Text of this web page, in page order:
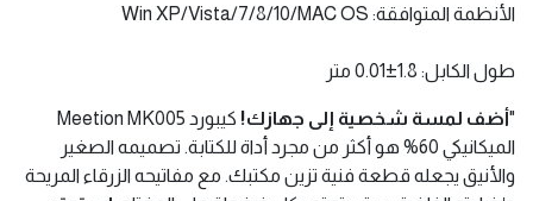
نوع لوحة المفاتيح: ميكانيكية
الواجهة: Type-C - كابل USB
الأنظمة المتوافقة: Win XP/Vista/7/8/10/MAC OS
طول الكابل: 1.8±0.01 متر